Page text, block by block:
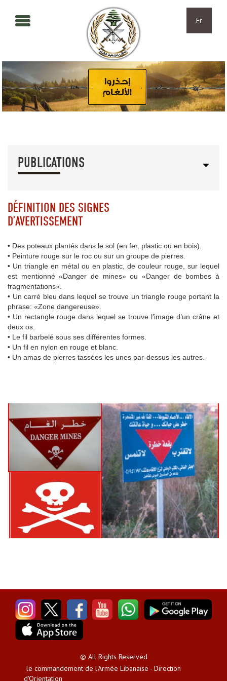
Fr
PUBLICATIONS
DÉFINITION DES SIGNES
D’AVERTISSEMENT
• Des poteaux plantés dans le sol (en fer, plastic ou en bois).
• Peinture rouge sur le roc ou sur un groupe de pierres.
• Un triangle en métal ou en plastic, de couleur rouge, sur lequel
est mentionné «Danger de mines» ou «Danger de bombes à
fragmentations».
• Un carré bleu dans lequel se trouve un triangle rouge portant la
phrase: «Zone dangereuse».
• Un rectangle rouge dans lequel se trouve l’image d’un crâne et
deux os.
• Le fil barbelé sous ses différentes formes.
• Un fil en nylon en rouge et blanc.
• Un amas de pierres tassées les unes par-dessus les autres.
© All Rights Reserved
le commandement de l'Armée Libanaise - Direction
d'Orientation